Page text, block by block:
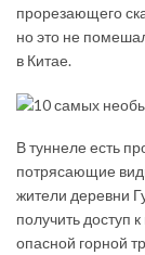
прорезающего
но это не
в Китае.
В туннеле есть
потрясающие
жители деревни
получить доступ
опасной горной